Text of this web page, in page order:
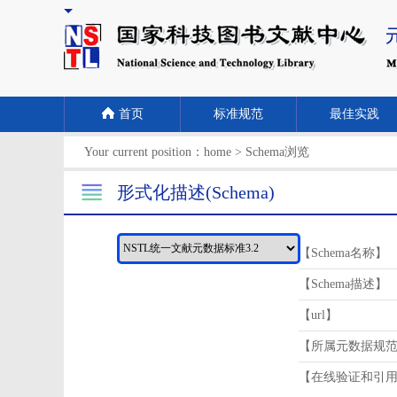
首页 标准规范 最佳实践
Your current position： home > Schema浏览
形式化描述(Schema)
【Schema名称】
【Schema描述】
【url】
【所属元数据规
【在线验证和引